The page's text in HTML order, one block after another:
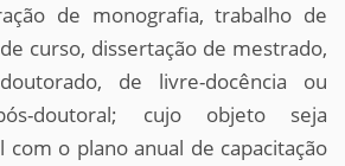
de monografia, trabalho de
curso, dissertação de mestrado,
de livre-docência ou
doutoral; cujo objeto seja
com o plano anual de capacitação